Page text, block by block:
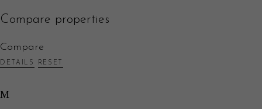
Compare properties
Compare
DETAILS RESET